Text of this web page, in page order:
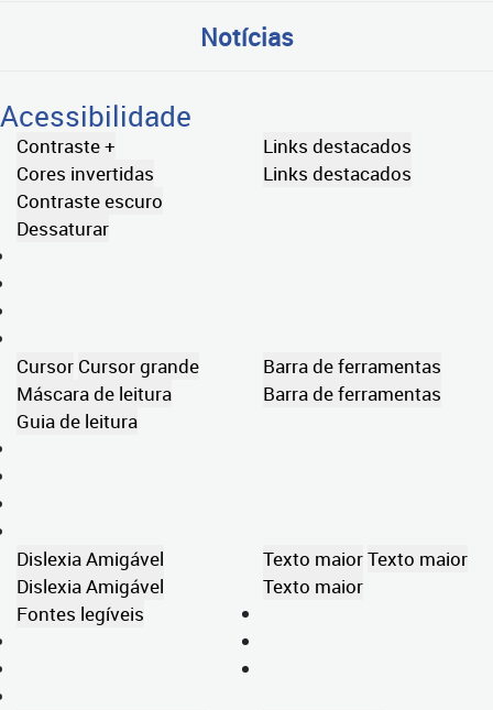
Notícias
Acessibilidade
Contraste +
Cores invertidas
Contraste escuro
Dessaturar
Links destacados
Links destacados
Cursor Cursor grande
Máscara de leitura
Guia de leitura
Barra de ferramentas
Barra de ferramentas
Dislexia Amigável
Dislexia Amigável
Fontes legíveis
Texto maiorTexto maior
Texto maior